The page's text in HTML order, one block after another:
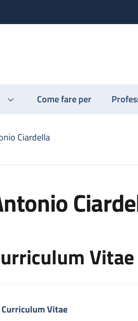
Come fare per
Ciardella
Vitae
Curriculum Vitae